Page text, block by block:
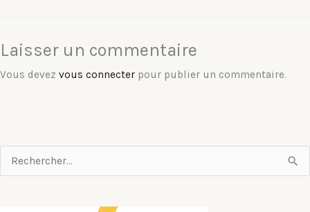
Laisser un commentaire
Vous devez vous connecter pour publier un commentaire.
e